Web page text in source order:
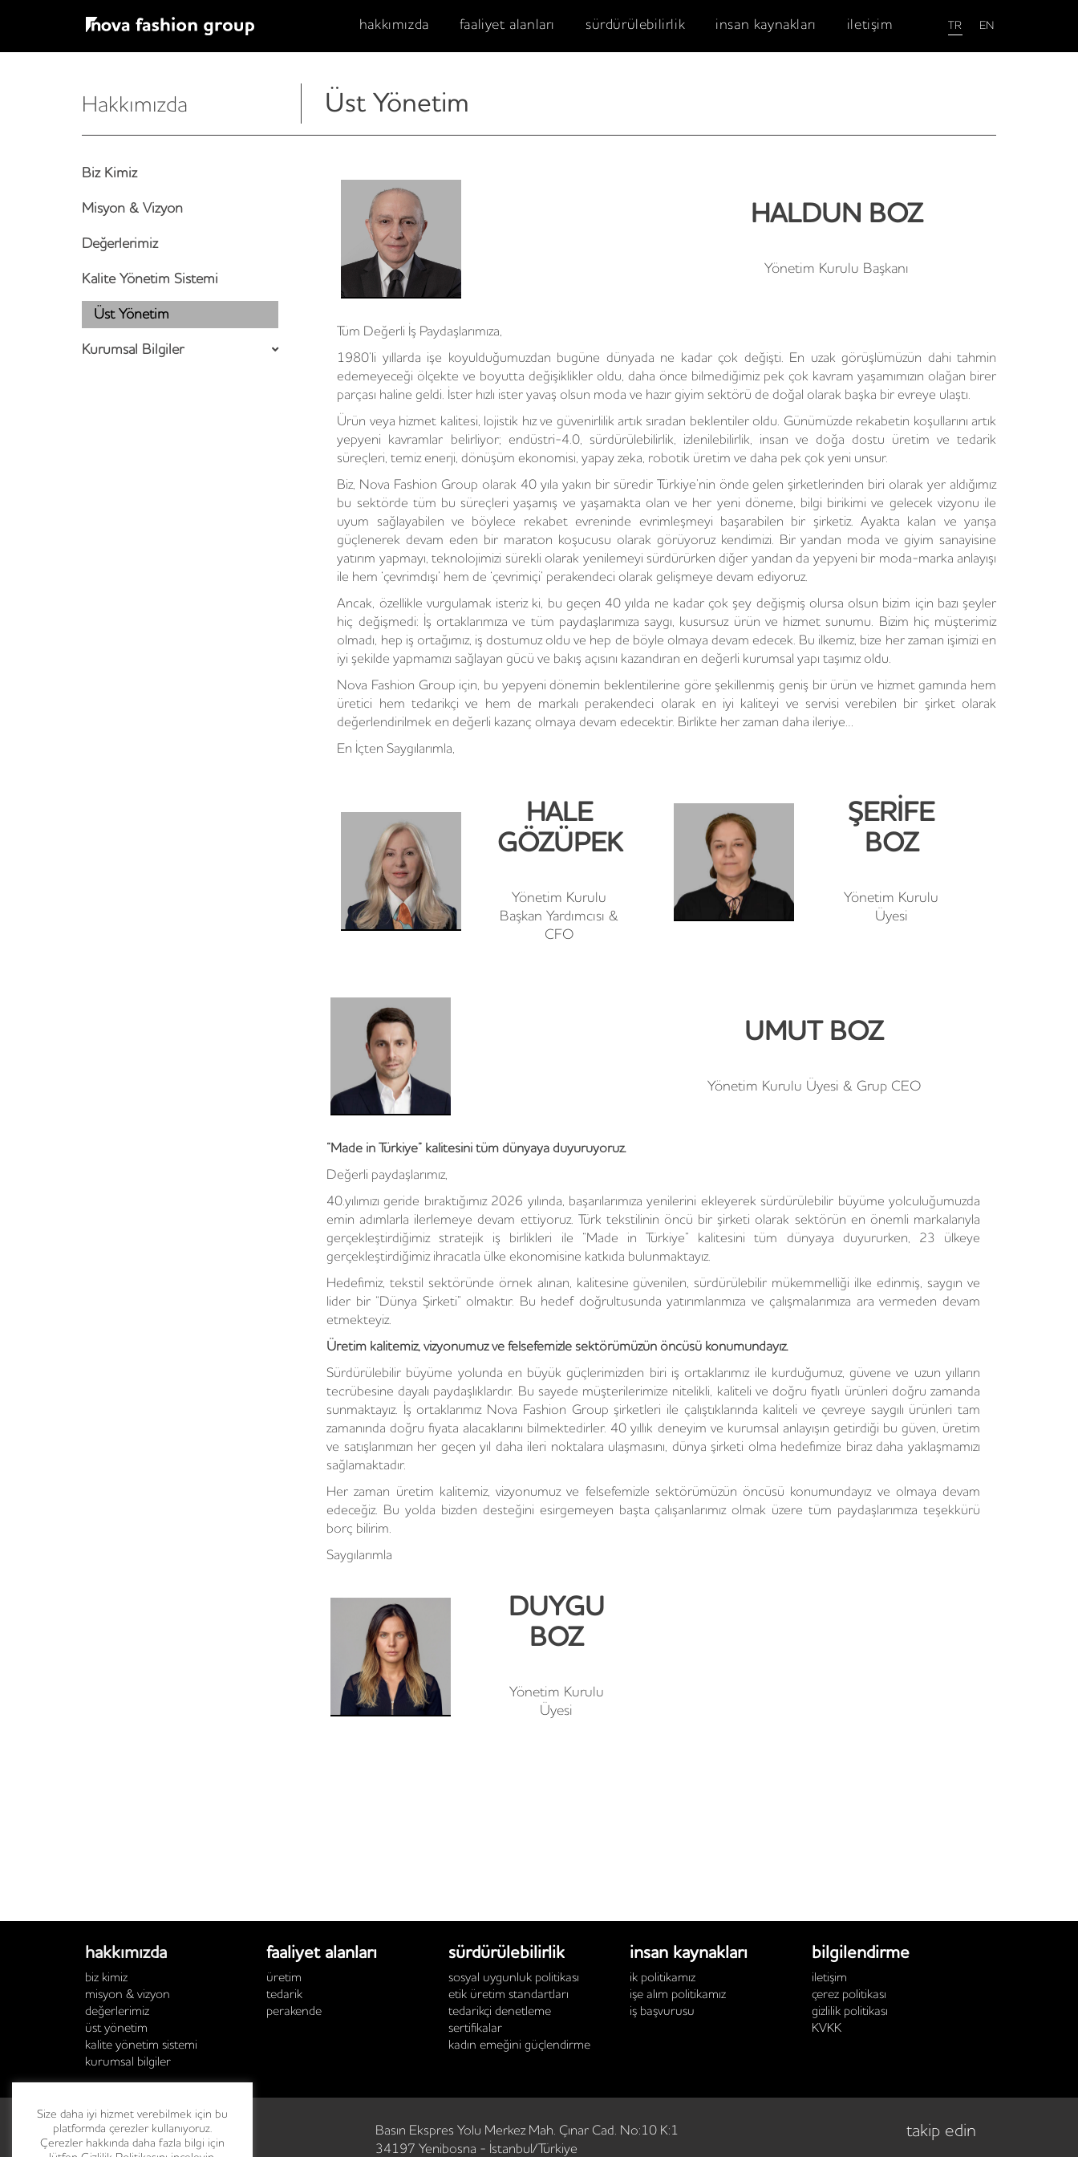
hakkımızda faaliyet alanları sürdürülebilirlik insan kaynakları iletişim TR EN
Hakkımızda Üst Yönetim
Biz Kimiz
Misyon & Vizyon
Değerlerimiz
Kalite Yönetim Sistemi
Üst Yönetim
Kurumsal Bilgiler
HALDUN BOZ
Yönetim Kurulu Başkanı
Tüm Değerli İş Paydaşlarımıza,
1980’li yıllarda işe koyulduğumuzdan bugüne dünyada ne kadar çok değişti. En uzak görüşlümüzün dahi tahmin
edemeyeceği ölçekte ve boyutta değişiklikler oldu, daha önce bilmediğimiz pek çok kavram yaşamımızın olağan birer
parçası haline geldi. İster hızlı ister yavaş olsun moda ve hazır giyim sektörü de doğal olarak başka bir evreye ulaştı.
Ürün veya hizmet kalitesi, lojistik hız ve güvenirlilik artık sıradan beklentiler oldu. Günümüzde rekabetin koşullarını artık
yepyeni kavramlar belirliyor; endüstri-4.0, sürdürülebilirlik, izlenilebilirlik, insan ve doğa dostu üretim ve tedarik
süreçleri, temiz enerji, dönüşüm ekonomisi, yapay zeka, robotik üretim ve daha pek çok yeni unsur.
Biz, Nova Fashion Group olarak 40 yıla yakın bir süredir Türkiye’nin önde gelen şirketlerinden biri olarak yer aldığımız
bu sektörde tüm bu süreçleri yaşamış ve yaşamakta olan ve her yeni döneme, bilgi birikimi ve gelecek vizyonu ile
uyum sağlayabilen ve böylece rekabet evreninde evrimleşmeyi başarabilen bir şirketiz. Ayakta kalan ve yarışa
güçlenerek devam eden bir maraton koşucusu olarak görüyoruz kendimizi. Bir yandan moda ve giyim sanayisine
yatırım yapmayı, teknolojimizi sürekli olarak yenilemeyi sürdürürken diğer yandan da yepyeni bir moda-marka anlayışı
ile hem ‘çevrimdışı’ hem de ‘çevrimiçi’ perakendeci olarak gelişmeye devam ediyoruz.
Ancak, özellikle vurgulamak isteriz ki, bu geçen 40 yılda ne kadar çok şey değişmiş olursa olsun bizim için bazı şeyler
hiç değişmedi: İş ortaklarımıza ve tüm paydaşlarımıza saygı, kusursuz ürün ve hizmet sunumu. Bizim hiç müşterimiz
olmadı, hep iş ortağımız, iş dostumuz oldu ve hep de böyle olmaya devam edecek. Bu ilkemiz, bize her zaman işimizi en
iyi şekilde yapmamızı sağlayan gücü ve bakış açısını kazandıran en değerli kurumsal yapı taşımız oldu.
Nova Fashion Group için, bu yepyeni dönemin beklentilerine göre şekillenmiş geniş bir ürün ve hizmet gamında hem
üretici hem tedarikçi ve hem de markalı perakendeci olarak en iyi kaliteyi ve servisi verebilen bir şirket olarak
değerlendirilmek en değerli kazanç olmaya devam edecektir. Birlikte her zaman daha ileriye…
En İçten Saygılarımla,
HALE
GÖZÜPEK
Yönetim Kurulu
Başkan Yardımcısı &
CFO
ŞERIFE
BOZ
Yönetim Kurulu
Üyesi
UMUT BOZ
Yönetim Kurulu Üyesi & Grup CEO
“Made in Türkiye” kalitesini tüm dünyaya duyuruyoruz.
Değerli paydaşlarımız,
40.yılımızı geride bıraktığımız 2026 yılında, başarılarımıza yenilerini ekleyerek sürdürülebilir büyüme yolculuğumuzda
emin adımlarla ilerlemeye devam ettiyoruz. Türk tekstilinin öncü bir şirketi olarak sektörün en önemli markalarıyla
gerçekleştirdiğimiz stratejik iş birlikleri ile “Made in Türkiye” kalitesini tüm dünyaya duyururken, 23 ülkeye
gerçekleştirdiğimiz ihracatla ülke ekonomisine katkıda bulunmaktayız.
Hedefimiz, tekstil sektöründe örnek alınan, kalitesine güvenilen, sürdürülebilir mükemmelliği ilke edinmiş, saygın ve
lider bir “Dünya Şirketi” olmaktır. Bu hedef doğrultusunda yatırımlarımıza ve çalışmalarımıza ara vermeden devam
etmekteyiz.
Üretim kalitemiz, vizyonumuz ve felsefemizle sektörümüzün öncüsü konumundayız.
Sürdürülebilir büyüme yolunda en büyük güçlerimizden biri iş ortaklarımız ile kurduğumuz, güvene ve uzun yılların
tecrübesine dayalı paydaşlıklardır. Bu sayede müşterilerimize nitelikli, kaliteli ve doğru fiyatlı ürünleri doğru zamanda
sunmaktayız. İş ortaklarımız Nova Fashion Group şirketleri ile çalıştıklarında kaliteli ve çevreye saygılı ürünleri tam
zamanında doğru fiyata alacaklarını bilmektedirler. 40 yıllık deneyim ve kurumsal anlayışın getirdiği bu güven, üretim
ve satışlarımızın her geçen yıl daha ileri noktalara ulaşmasını, dünya şirketi olma hedefimize biraz daha yaklaşmamızı
sağlamaktadır.
Her zaman üretim kalitemiz, vizyonumuz ve felsefemizle sektörümüzün öncüsü konumundayız ve olmaya devam
edeceğiz. Bu yolda bizden desteğini esirgemeyen başta çalışanlarımız olmak üzere tüm paydaşlarımıza teşekkürü
borç bilirim.
Saygılarımla
DUYGU
BOZ
Yönetim Kurulu
Üyesi
hakkımızda
biz kimiz
misyon & vizyon
değerlerimiz
üst yönetim
kalite yönetim sistemi
kurumsal bilgiler
faaliyet alanları
üretim
tedarik
perakende
sürdürülebilirlik
sosyal uygunluk politikası
etik üretim standartları
tedarikçi denetleme
sertifikalar
kadın emeğini güçlendirme
i̇nsan kaynakları
i̇k politikamız
i̇şe alım politikamız
i̇ş başvurusu
bilgilendirme
i̇letişim
çerez politikası
gizlilik politikası
KVKK
Basın Ekspres Yolu Merkez Mah. Çınar Cad. No:10 K:1
34197 Yenibosna - İstanbul/Türkiye
takip edin
Size daha iyi hizmet verebilmek için bu
platformda çerezler kullanıyoruz.
Çerezler hakkında daha fazla bilgi için